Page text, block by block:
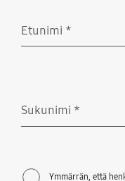
Etunimi *
Sukunimi *
Ymmärrän, että